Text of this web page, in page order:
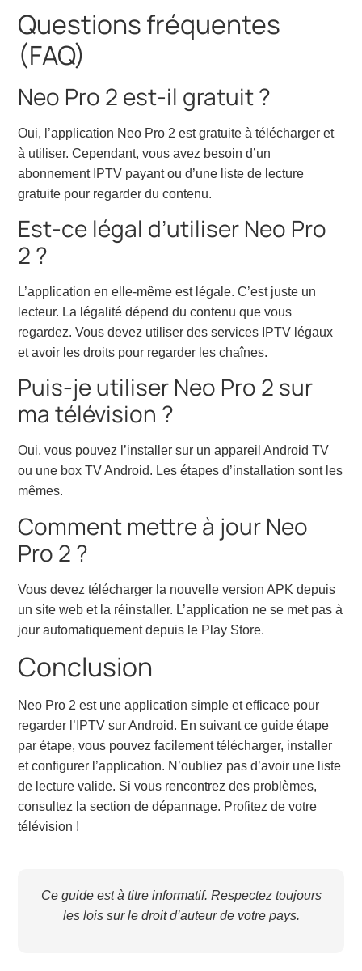
Questions fréquentes
(FAQ)
Neo Pro 2 est-il gratuit ?
Oui, l’application Neo Pro 2 est gratuite à télécharger et
à utiliser. Cependant, vous avez besoin d’un
abonnement IPTV payant ou d’une liste de lecture
gratuite pour regarder du contenu.
Est-ce légal d’utiliser Neo Pro
2 ?
L’application en elle-même est légale. C’est juste un
lecteur. La légalité dépend du contenu que vous
regardez. Vous devez utiliser des services IPTV légaux
et avoir les droits pour regarder les chaînes.
Puis-je utiliser Neo Pro 2 sur
ma télévision ?
Oui, vous pouvez l’installer sur un appareil Android TV
ou une box TV Android. Les étapes d’installation sont les
mêmes.
Comment mettre à jour Neo
Pro 2 ?
Vous devez télécharger la nouvelle version APK depuis
un site web et la réinstaller. L’application ne se met pas à
jour automatiquement depuis le Play Store.
Conclusion
Neo Pro 2 est une application simple et efficace pour
regarder l’IPTV sur Android. En suivant ce guide étape
par étape, vous pouvez facilement télécharger, installer
et configurer l’application. N’oubliez pas d’avoir une liste
de lecture valide. Si vous rencontrez des problèmes,
consultez la section de dépannage. Profitez de votre
télévision !
Ce guide est à titre informatif. Respectez toujours
les lois sur le droit d’auteur de votre pays.